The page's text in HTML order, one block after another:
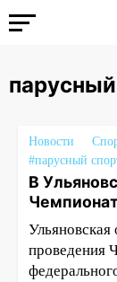
Новости
#парусный
В
Ульяновская
проведения